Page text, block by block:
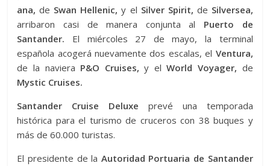
ana, de Swan Hellenic, y el Silver Spirit, de Silversea,
arribaron casi de manera conjunta al Puerto de
Santander. El miércoles 27 de mayo, la terminal
española acogerá nuevamente dos escalas, el Ventura,
de la naviera P&O Cruises, y el World Voyager, de
Mystic Cruises.
Santander Cruise Deluxe prevé una temporada
histórica para el turismo de cruceros con 38 buques y
más de 60.000 turistas.
El presidente de la Autoridad Portuaria de Santander